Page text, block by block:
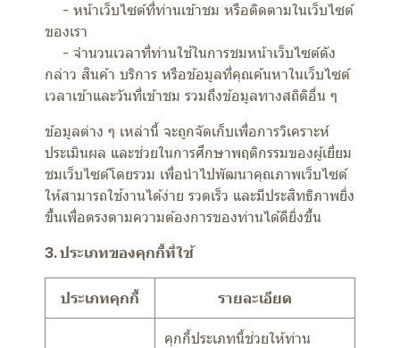
- หน้าเว็บไซต์ที่ท่านเข้าชม หรือติดตามในเว็บไซต์
ของเรา
- จำนวนเวลาที่ท่านใช้ในการชมหน้าเว็บไซต์ดัง
กล่าว สินค้า บริการ หรือข้อมูลที่คุณค้นหาในเว็บไซต์
เวลาเข้าและวันที่เข้าชม รวมถึงข้อมูลทางสถิติอื่น ๆ
ข้อมูลต่าง ๆ เหล่านี้ จะถูกจัดเก็บเพื่อการวิเคราะห์
ประเมินผล และช่วยในการศึกษาพฤติกรรมของผู้เยี่ยม
ชมเว็บไซต์โดยรวม เพื่อนำไปพัฒนาคุณภาพเว็บไซต์
ให้สามารถใช้งานได้ง่าย รวดเร็ว และมีประสิทธิภาพยิ่ง
ขึ้นเพื่อตรงตามความต้องการของท่านได้ดียิ่งขึ้น
3. ประเภทของคุกกี้ที่ใช้
ประเภทคุกกี้ รายละเอียด
คุกกี้ประเภทนี้ช่วยให้ท่าน